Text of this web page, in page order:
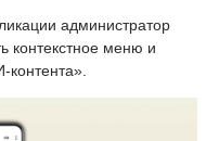
администратор
контекстное меню и
контента».